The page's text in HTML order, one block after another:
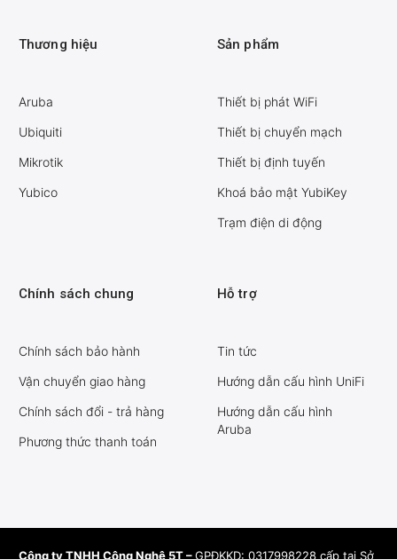
Thương hiệu
Aruba
Ubiquiti
Mikrotik
Yubico
Sản phẩm
Thiết bị phát WiFi
Thiết bị chuyển mạch
Thiết bị định tuyến
Khoá bảo mật YubiKey
Trạm điện di động
Chính sách chung
Chính sách bảo hành
Vận chuyển giao hàng
Chính sách đổi - trả hàng
Phương thức thanh toán
Hỗ trợ
Tin tức
Hướng dẫn cấu hình UniFi
Hướng dẫn cấu hình
Aruba
Công ty TNHH Công Nghệ 5T –GPĐKKD: 0317998228 cấp tại Sở